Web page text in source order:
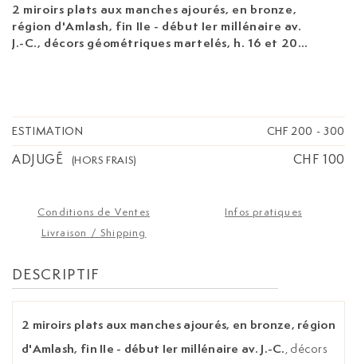
2 miroirs plats aux manches ajourés, en bronze,
région d'Amlash, fin IIe - début Ier millénaire av.
J.-C., décors géométriques martelés, h. 16 et 20
ESTIMATION CHF 200 - 300
ADJUGÉ (HORS FRAIS) CHF 100
Conditions de Ventes
Infos pratiques
Livraison / Shipping
DESCRIPTIF
2 miroirs plats aux manches ajourés, en bronze, région
d'Amlash, fin IIe - début Ier millénaire av. J.-C., décors